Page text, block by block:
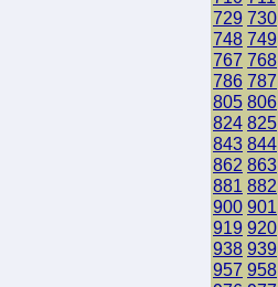
729 730
748 749
767 768
786 787
805 806
824 825
843 844
862 863
881 882
900 901
919 920
938 939
957 958